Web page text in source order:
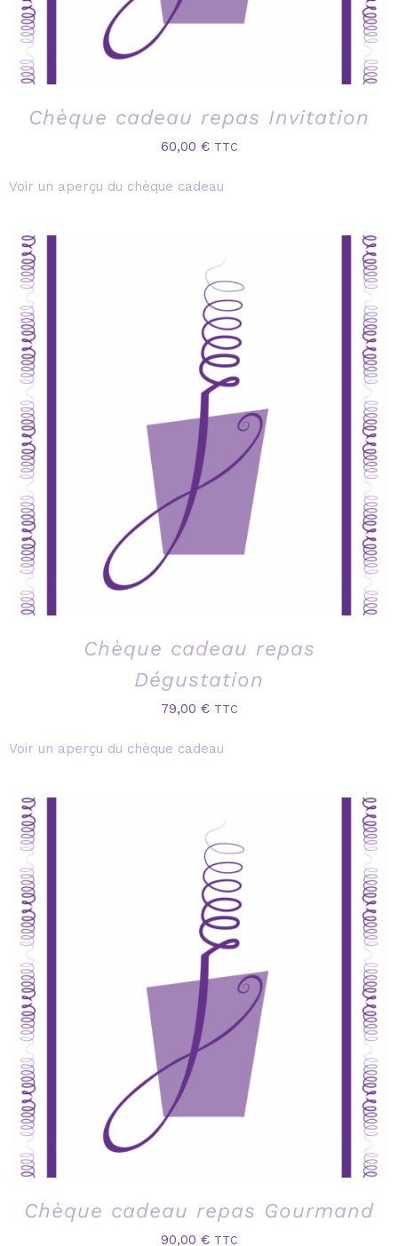
Chèque cadeau repas Invitation
60,00 € TTC
Voir un aperçu du chèque cadeau
Chèque cadeau repas
Dégustation
79,00 € TTC
Voir un aperçu du chèque cadeau
Chèque cadeau repas Gourmand
90,00 € TTC